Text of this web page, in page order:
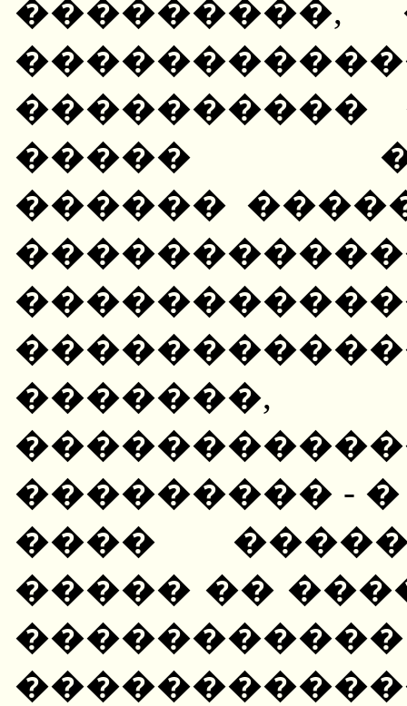
����������
�����
������
�������,
��������� -
����
����� ��